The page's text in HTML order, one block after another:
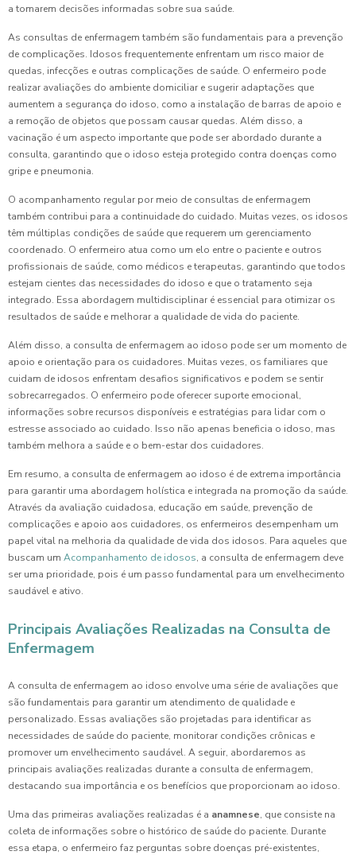
a tomarem decisões informadas sobre sua saúde.
As consultas de enfermagem também são fundamentais para a prevenção
de complicações. Idosos frequentemente enfrentam um risco maior de
quedas, infecções e outras complicações de saúde. O enfermeiro pode
realizar avaliações do ambiente domiciliar e sugerir adaptações que
aumentem a segurança do idoso, como a instalação de barras de apoio e
a remoção de objetos que possam causar quedas. Além disso, a
vacinação é um aspecto importante que pode ser abordado durante a
consulta, garantindo que o idoso esteja protegido contra doenças como
gripe e pneumonia.
O acompanhamento regular por meio de consultas de enfermagem
também contribui para a continuidade do cuidado. Muitas vezes, os idosos
têm múltiplas condições de saúde que requerem um gerenciamento
coordenado. O enfermeiro atua como um elo entre o paciente e outros
profissionais de saúde, como médicos e terapeutas, garantindo que todos
estejam cientes das necessidades do idoso e que o tratamento seja
integrado. Essa abordagem multidisciplinar é essencial para otimizar os
resultados de saúde e melhorar a qualidade de vida do paciente.
Além disso, a consulta de enfermagem ao idoso pode ser um momento de
apoio e orientação para os cuidadores. Muitas vezes, os familiares que
cuidam de idosos enfrentam desafios significativos e podem se sentir
sobrecarregados. O enfermeiro pode oferecer suporte emocional,
informações sobre recursos disponíveis e estratégias para lidar com o
estresse associado ao cuidado. Isso não apenas beneficia o idoso, mas
também melhora a saúde e o bem-estar dos cuidadores.
Em resumo, a consulta de enfermagem ao idoso é de extrema importância
para garantir uma abordagem holística e integrada na promoção da saúde.
Através da avaliação cuidadosa, educação em saúde, prevenção de
complicações e apoio aos cuidadores, os enfermeiros desempenham um
papel vital na melhoria da qualidade de vida dos idosos. Para aqueles que
buscam um Acompanhamento de idosos, a consulta de enfermagem deve
ser uma prioridade, pois é um passo fundamental para um envelhecimento
saudável e ativo.
Principais Avaliações Realizadas na Consulta de
Enfermagem
A consulta de enfermagem ao idoso envolve uma série de avaliações que
são fundamentais para garantir um atendimento de qualidade e
personalizado. Essas avaliações são projetadas para identificar as
necessidades de saúde do paciente, monitorar condições crônicas e
promover um envelhecimento saudável. A seguir, abordaremos as
principais avaliações realizadas durante a consulta de enfermagem,
destacando sua importância e os benefícios que proporcionam ao idoso.
Uma das primeiras avaliações realizadas é a anamnese, que consiste na
coleta de informações sobre o histórico de saúde do paciente. Durante
essa etapa, o enfermeiro faz perguntas sobre doenças pré-existentes,